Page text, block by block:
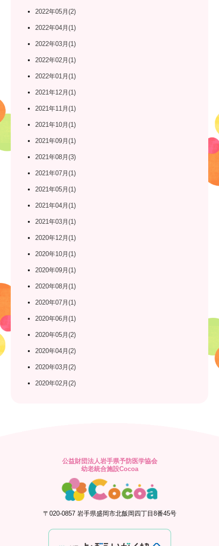
2022年05月(2)
2022年04月(1)
2022年03月(1)
2022年02月(1)
2022年01月(1)
2021年12月(1)
2021年11月(1)
2021年10月(1)
2021年09月(1)
2021年08月(3)
2021年07月(1)
2021年05月(1)
2021年04月(1)
2021年03月(1)
2020年12月(1)
2020年10月(1)
2020年09月(1)
2020年08月(1)
2020年07月(1)
2020年06月(1)
2020年05月(2)
2020年04月(2)
2020年03月(2)
2020年02月(2)
公益財団法人岩手県予防医学協会
幼老統合施設Cocoa
〒020-0857 岩手県盛岡市北飯岡四丁目8番45号